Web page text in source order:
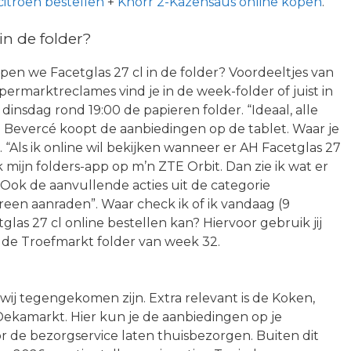
de folder?
we Facetglas 27 cl in de folder? Voordeeltjes van
vind je in de week-folder of juist in
rond 19:00 de papieren folder. “Ideaal, alle
koopt de aanbiedingen op de tablet. Waar je
ik online wil bekijken wanneer er AH Facetglas 27
folders-app op m’n ZTE Orbit. Dan zie ik wat er
de aanvullende acties uit de categorie
aanraden”. Waar check ik of ik vandaag (9
27 cl online bestellen kan? Hiervoor gebruik jij
Troefmarkt folder van week 32.
tegengekomen zijn. Extra relevant is de Koken,
Hier kun je de aanbiedingen op je
de bezorgservice laten thuisbezorgen. Buiten dit